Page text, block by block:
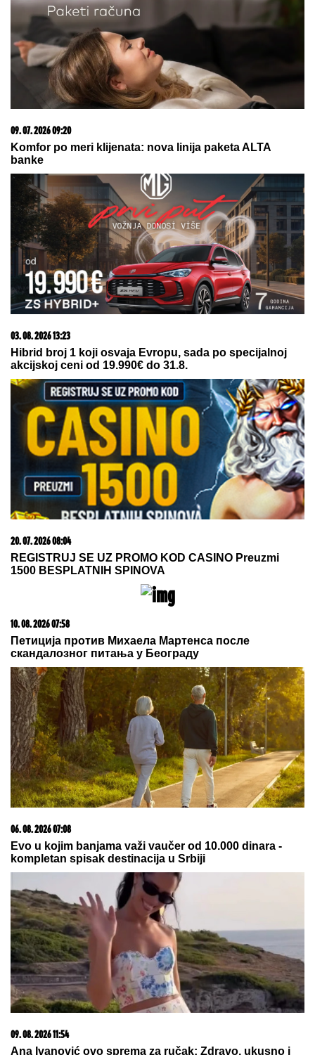
Zašto sve više ljudi bira večeru koja se spontano
pretvori u druženje
10. 08. 2026 08:29
Francuska ponovo pod udarom požara: Vatra
ugrožava gradove; Sprema se velika evakuacija
15. 07. 2026 07:44
Većina građana izgubi novac pre nego što stigne na
letovanje - ovih 7 troškova skoro niko ne planira
Komfor po meri klijenata: nova linija paketa ALTA
03. 08. 2026 13:23
Hibrid broj 1 koji osvaja Evropu, sada po specijalnoj
20. 07. 2026 08:04
REGISTRUJ SE UZ PROMO KOD CASINO Preuzmi